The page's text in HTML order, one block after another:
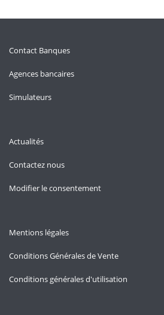
Contact Banques
Agences bancaires
Simulateurs
Actualités
Contactez nous
Modifier le consentement
Mentions légales
Conditions Générales de Vente
Conditions générales d'utilisation